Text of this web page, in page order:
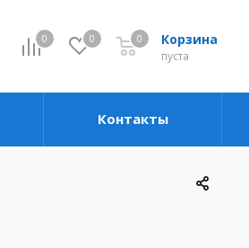
0 0 Корзина
пуста
0
Контакты